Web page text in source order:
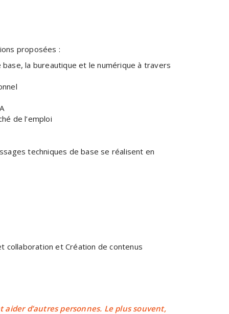
proposées :
la bureautique et le numérique à travers
de l’emploi
techniques de base se réalisent en
collaboration et Création de contenus
d’autres personnes. Le plus souvent,